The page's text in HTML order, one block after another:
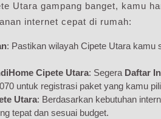
Utara gampang banget, kamu
internet cepat di rumah:
: Pastikan wilayah Cipete Utara kamu
Cipete Utara: Segera Daftar
untuk registrasi paket yang kamu
Utara: Berdasarkan kebutuhan
tepat dan sesuai budget.